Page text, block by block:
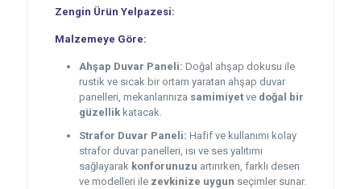
Zengin Ürün Yelpazesi:
Malzemeye Göre:
Ahşap Duvar Paneli: Doğal ahşap dokusu ile
rustik ve sıcak bir ortam yaratan ahşap duvar
panelleri, mekanlarınıza samimiyetve doğal bir
güzellikkatacak.
Strafor Duvar Paneli: Hafif ve kullanımı kolay
strafor duvar panelleri, ısı ve ses yalıtımı
sağlayarak konforunuzu artırırken, farklı desen
ve modelleri ile zevkinize uygun seçimler sunar.